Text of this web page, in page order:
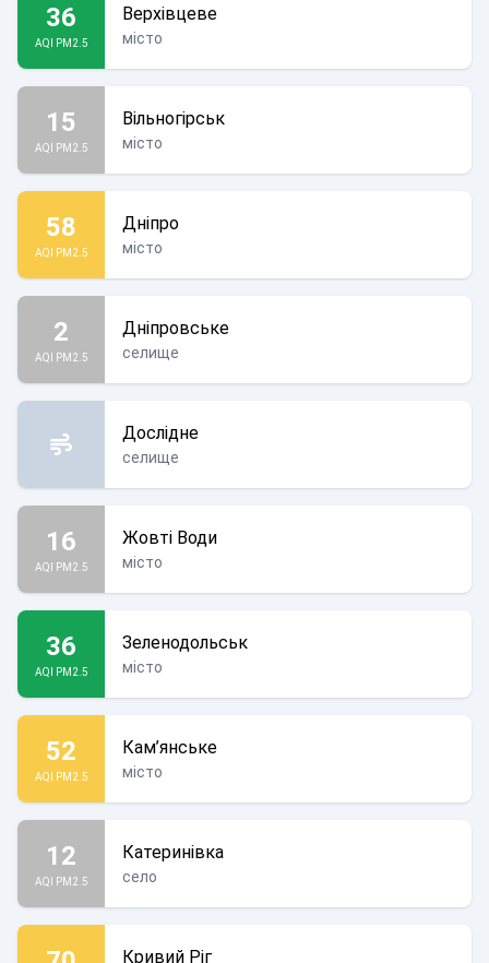
36
AQI PM2.5
Верхівцеве
місто
15
AQI PM2.5
Вільногірськ
місто
58
AQI PM2.5
Дніпро
місто
2
AQI PM2.5
Дніпровське
селище
Дослідне
селище
16
AQI PM2.5
Жовті Води
місто
36
AQI PM2.5
Зеленодольськ
місто
52
AQI PM2.5
Кам’янське
місто
12
AQI PM2.5
Катеринівка
село
Кривий Ріг